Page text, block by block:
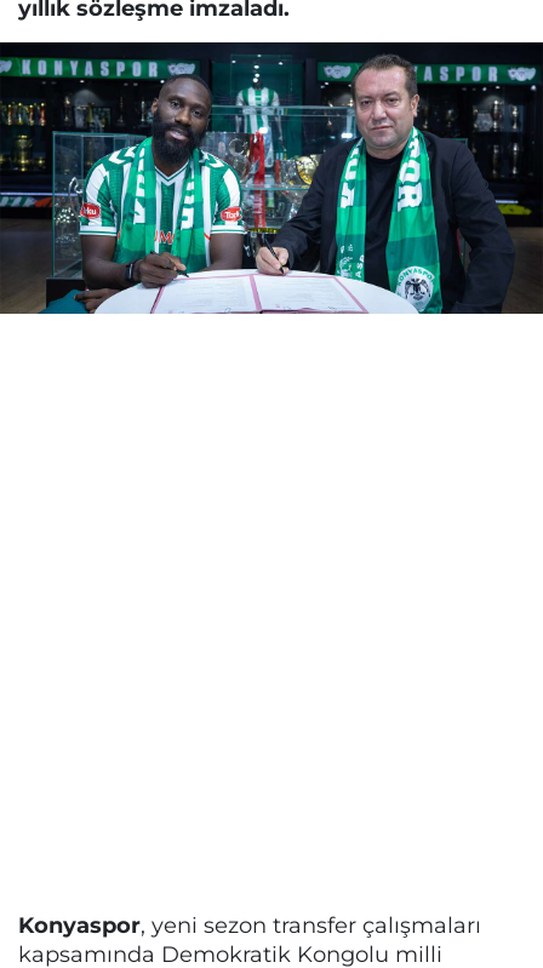
yıllık sözleşme imzaladı.
Konyaspor, yeni sezon transfer çalışmaları
kapsamında Demokratik Kongolu milli